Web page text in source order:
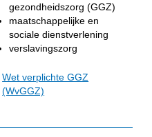
gezondheidszorg (GGZ)
maatschappelijke en
sociale dienstverlening
verslavingszorg
Wet verplichte GGZ
(WvGGZ)